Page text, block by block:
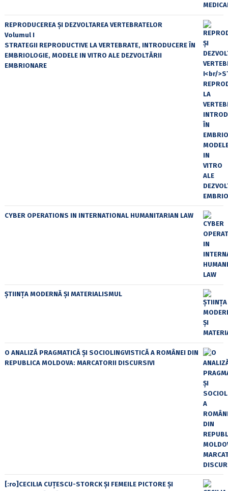
REPRODUCEREA ȘI DEZVOLTAREA VERTEBRATELOR
Volumul I
STRATEGII REPRODUCTIVE LA VERTEBRATE, INTRODUCERE ÎN
EMBRIOLOGIE, MODELE IN VITRO ALE DEZVOLTĂRII
EMBRIONARE
CYBER OPERATIONS IN INTERNATIONAL HUMANITARIAN LAW
ȘTIINȚA MODERNĂ ȘI MATERIALISMUL
O ANALIZĂ PRAGMATICĂ ȘI SOCIOLINGVISTICĂ A ROMÂNEI DIN
REPUBLICA MOLDOVA: MARCATORII DISCURSIVI
[:ro]CECILIA CUŢESCU-STORCK ŞI FEMEILE PICTORE ŞI